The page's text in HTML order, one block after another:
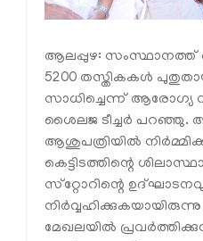
ആലപ്പുഴ:
5200 തസ്തികകള്‍
സാധിച്ചെന്ന് ആരോഗ്യ
ശൈലജ ടീച്ചര്‍ പറഞ്ഞു.
ആശുപത്രിയില്‍
കെട്ടിടത്തിന്റെ
സ്‌റ്റോറിന്റെ
മേഖലയില്‍